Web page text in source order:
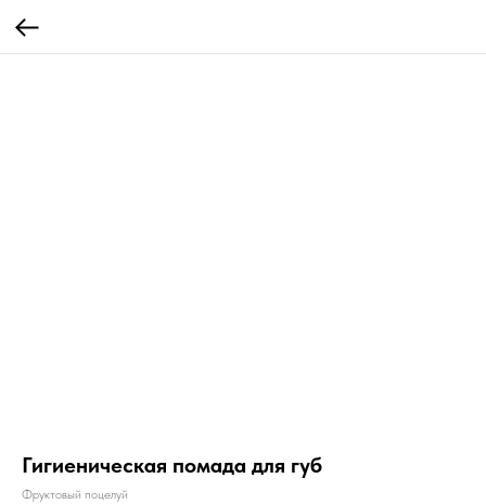
Гигиеническая помада для губ
Фруктовый поцелуй